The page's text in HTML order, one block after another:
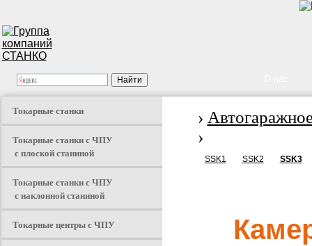
Токарные станки
Токарные станки с ЧПУ
с плоской станиной
Токарные станки с ЧПУ
с наклонной станиной
Токарные центры с ЧПУ
›
›
SSK1 SSK2 SSK3